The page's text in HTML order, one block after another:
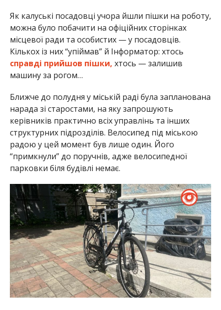
Як калуські посадовці учора йшли пішки на роботу,
можна було побачити на офіційних сторінках
місцевої ради та особистих — у посадовців.
Кількох із них “упіймав” й Інформатор: хтось
справді прийшов пішки, хтось — залишив
машину за рогом…
Ближче до полудня у міській раді була запланована
нарада зі старостами, на яку запрошують
керівників практично всіх управлінь та інших
структурних підрозділів. Велосипед під міською
радою у цей момент був лише один. Його
“примкнули” до поручнів, адже велосипедної
парковки біля будівлі немає.